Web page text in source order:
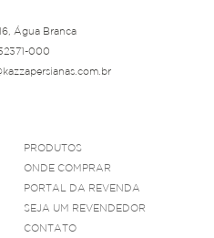
Água Branca
000
PRODUTOS
ONDE COMPRAR
PORTAL DA REVENDA
SEJA UM REVENDEDOR
CONTATO